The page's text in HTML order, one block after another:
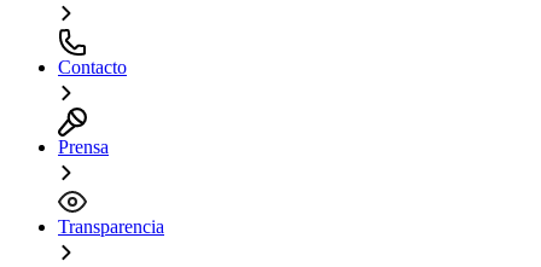
Contacto
Prensa
Transparencia